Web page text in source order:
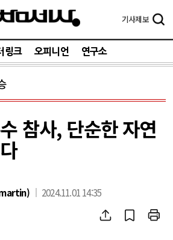
기사제보
링크 오피니언 연구소
참사, 단순한 자연
2024.11.01 14:35